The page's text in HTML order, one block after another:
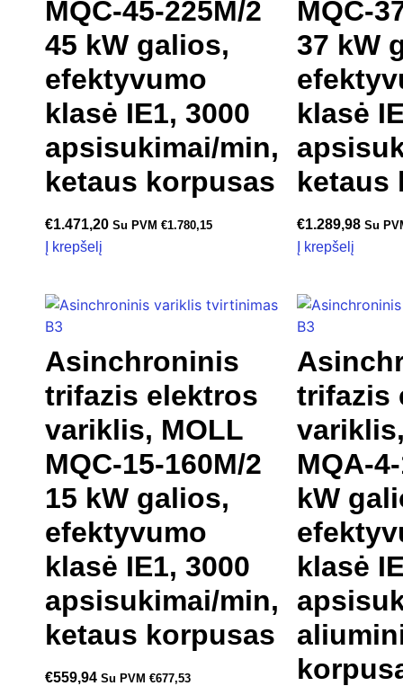
MQC-45-225M/2
45 kW galios,
efektyvumo
klasė IE1, 3000
apsisukimai/min,
ketaus korpusas
€1.471,20 Su PVM €1.780,15
Į krepšelį
MQC-
37 kW
klasė
ketaus
€1.289,98 Su
Į krepšelį
Asinchroninis
trifazis elektros
variklis, MOLL
MQC-15-160M/2
15 kW galios,
efektyvumo
klasė IE1, 3000
apsisukimai/min,
ketaus korpusas
€559,94 Su PVM €677,53
trifazis
MQA-
kW
klasė